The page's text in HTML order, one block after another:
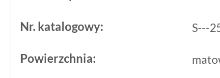
Nr. katalogowy: S---
Powierzchnia: